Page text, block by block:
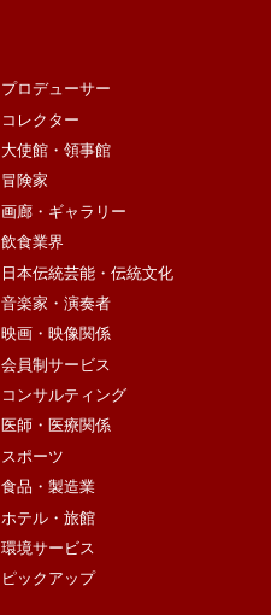
プロデューサー
コレクター
大使館・領事館
冒険家
画廊・ギャラリー
飲食業界
日本伝統芸能・伝統文化
音楽家・演奏者
映画・映像関係
会員制サービス
コンサルティング
医師・医療関係
スポーツ
食品・製造業
ホテル・旅館
環境サービス
ピックアップ